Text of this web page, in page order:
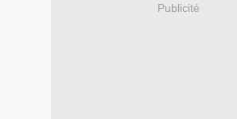
Publicité